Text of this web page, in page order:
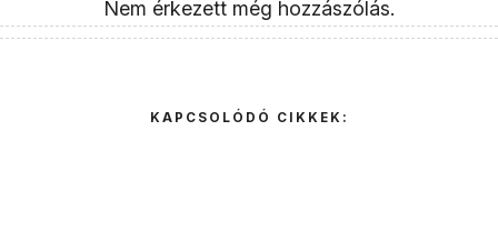
Nem érkezett még hozzászólás.
KAPCSOLÓDÓ CIKKEK: